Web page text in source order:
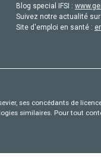
Blog special IFSI :
Suivez notre actualité
Site d'emploi en santé :
ses concédants de
similaires. Pour tout